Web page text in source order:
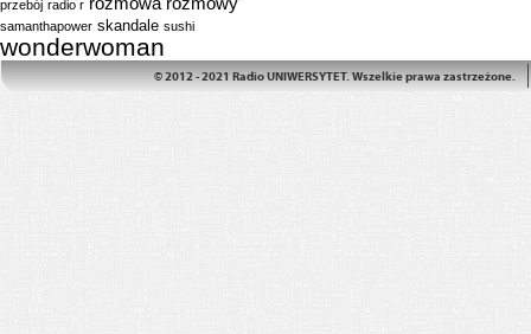
przebój radio r
samanthapower skandale sushi
wonderwoman
© 2012 - 2021 Radio UNIWERSYTET. Wszelkie prawa zastrzeżone.